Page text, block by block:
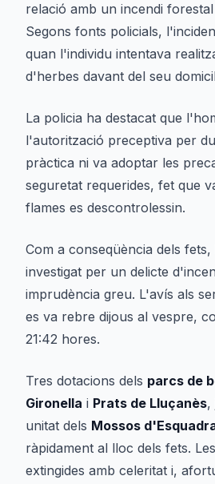
relació amb un incendi
Segons fonts policials,
quan l'individu intentava
d'herbes davant del seu
La policia ha destacat que
l'autorització preceptiva per
pràctica ni va adoptar les
seguretat requerides, fet que
flames es descontrolessin.
Com a conseqüència dels
investigat per un delicte
imprudència greu. L'avís als
es va rebre dijous al vespre,
21:42 hores.
Tres dotacions dels parcs de
Gironella i Prats de Lluçanès,
unitat dels Mossos
ràpidament al lloc dels fets.
extingides amb celeritat i,